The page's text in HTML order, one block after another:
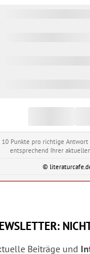
10 Punkte pro richtige Antwort
entsprechend Ihrer
©
Beiträge und